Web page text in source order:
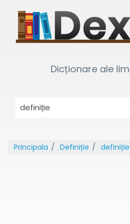
Dicționare ale
Principala Definiție definiție